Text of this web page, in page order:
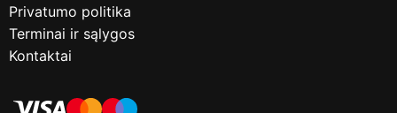
Privatumo politika
Terminai ir sąlygos
Kontaktai